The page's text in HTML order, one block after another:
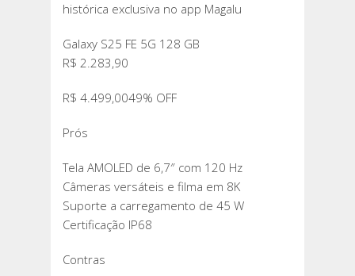
histórica exclusiva no app Magalu
Galaxy S25 FE 5G 128 GB
R$ 2.283,90
R$ 4.499,0049% OFF
Prós
Tela AMOLED de 6,7″ com 120 Hz
Câmeras versáteis e filma em 8K
Suporte a carregamento de 45 W
Certificação IP68
Contras